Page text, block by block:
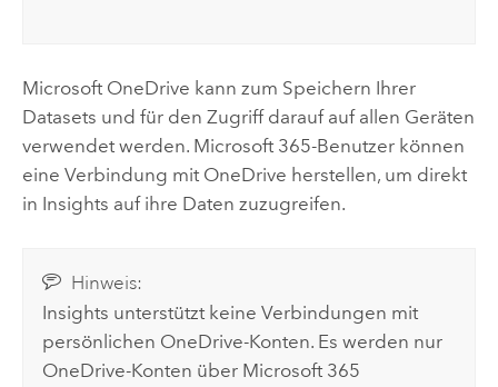
Microsoft OneDrive kann zum Speichern Ihrer
Datasets und für den Zugriff darauf auf allen Geräten
verwendet werden. Microsoft 365-Benutzer können
eine Verbindung mit OneDrive herstellen, um direkt
in Insights auf ihre Daten zuzugreifen.
Hinweis:
Insights unterstützt keine Verbindungen mit
persönlichen OneDrive-Konten. Es werden nur
OneDrive-Konten über Microsoft 365